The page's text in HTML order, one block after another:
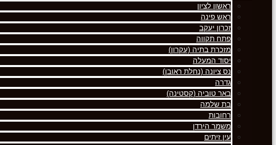
ראשון לציון
ראש פינה
זכרון יעקב
פתח תקווה
מזכרת בתיה (עקרון)
יסוד המעלה
נס ציונה (נחלת ראובן)
גדרה
באר טוביה (קסטינה)
בת שלמה
רחובות
משמר הירדן
עין זיתים